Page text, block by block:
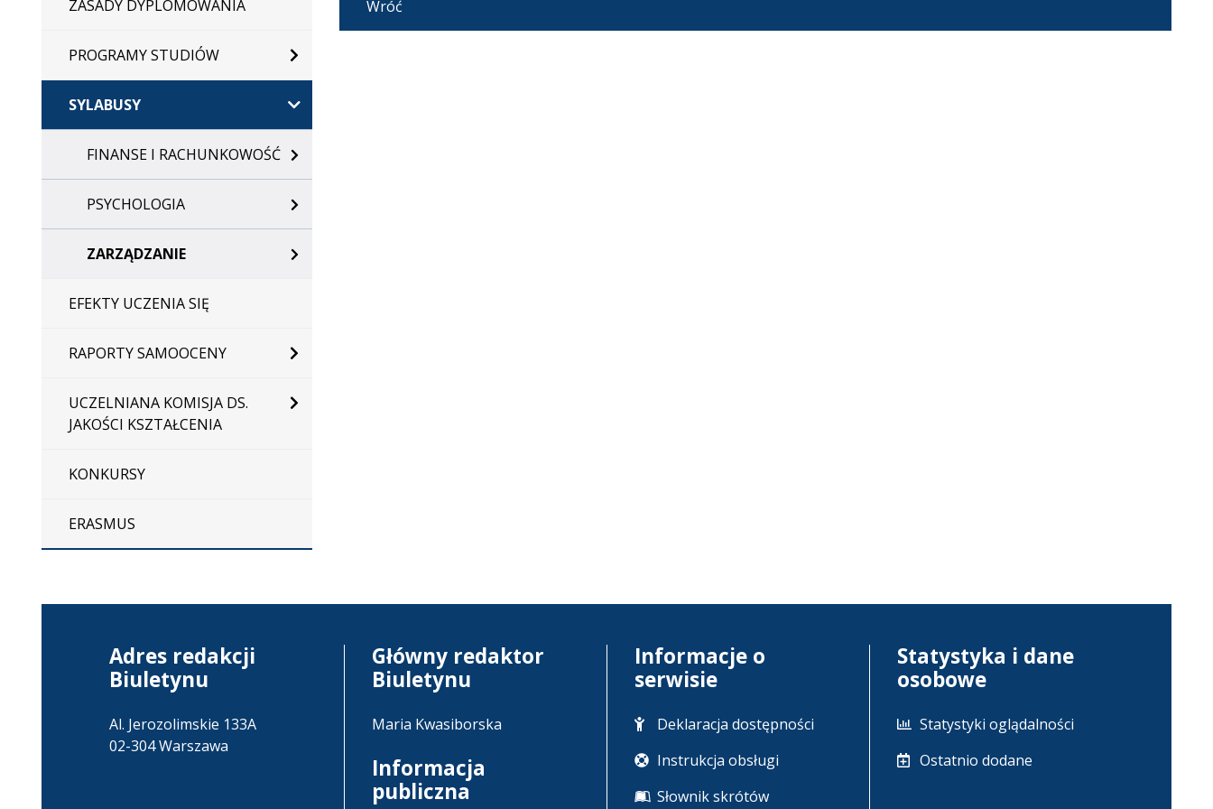
ZASADY DYPLOMOWANIA
PROGRAMY STUDIÓW
SYLABUSY
FINANSE I RACHUNKOWOŚĆ
PSYCHOLOGIA
ZARZĄDZANIE
EFEKTY UCZENIA SIĘ
RAPORTY SAMOOCENY
UCZELNIANA KOMISJA DS.
JAKOŚCI KSZTAŁCENIA
KONKURSY
ERASMUS
Wróć
Adres redakcji
Biuletynu
Al. Jerozolimskie 133A
02-304 Warszawa
Główny redaktor
Biuletynu
Maria Kwasiborska
Informacja
publiczna
Informacje o
serwisie
Deklaracja dostępności
Instrukcja obsługi
Słownik skrótów
Statystyka i dane
osobowe
Statystyki oglądalności
Ostatnio dodane